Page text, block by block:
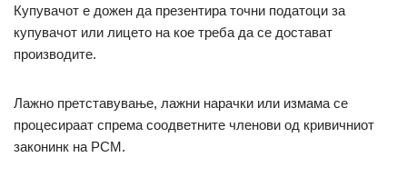
Купувачот е дожен да презентира точни податоци за
купувачот или лицето на кое треба да се достават
производите.
Лажно претставување, лажни нарачки или измама се
процесираат спрема соодветните членови од кривичниот
законинк на РСМ.